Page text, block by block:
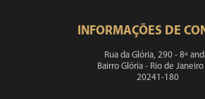
INFORMAÇÕES DE
Rua da Glória, 290 - 8º
Bairro Glória - Rio de Janeiro
20241-180